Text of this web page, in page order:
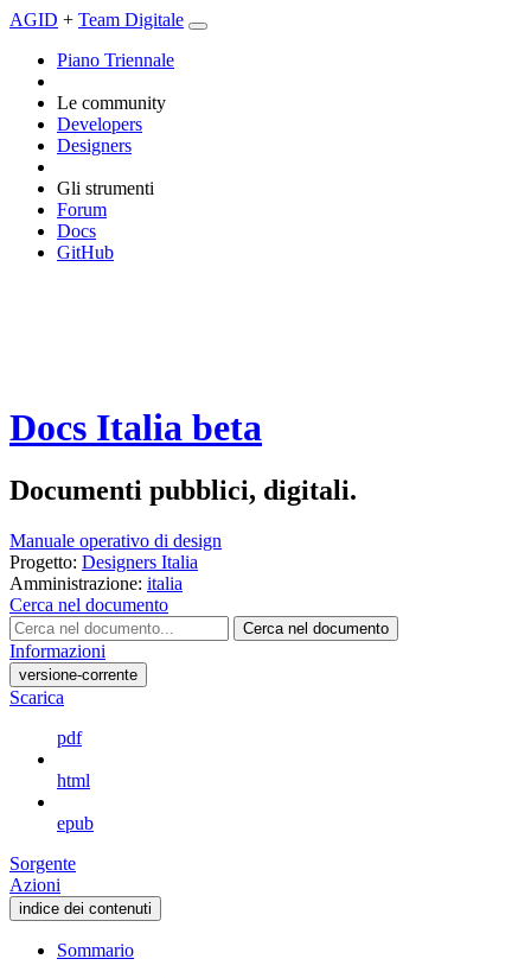
AGID + Team Digitale
Piano Triennale
Le community
Developers
Designers
Gli strumenti
Forum
Docs
GitHub
Docs Italia beta
Documenti pubblici, digitali.
Manuale operativo di design
Progetto: Designers Italia
Amministrazione: italia
Cerca nel documento
Cerca nel documento
Informazioni
versione-corrente
Scarica
pdf
html
epub
Sorgente
Azioni
indice dei contenuti
Sommario